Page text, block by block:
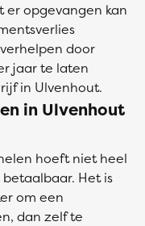
er opgevangen kan
door
jaar te laten
in Ulvenhout.
in Ulvenhout
hoeft niet heel
Het is
om een
dan zelf te